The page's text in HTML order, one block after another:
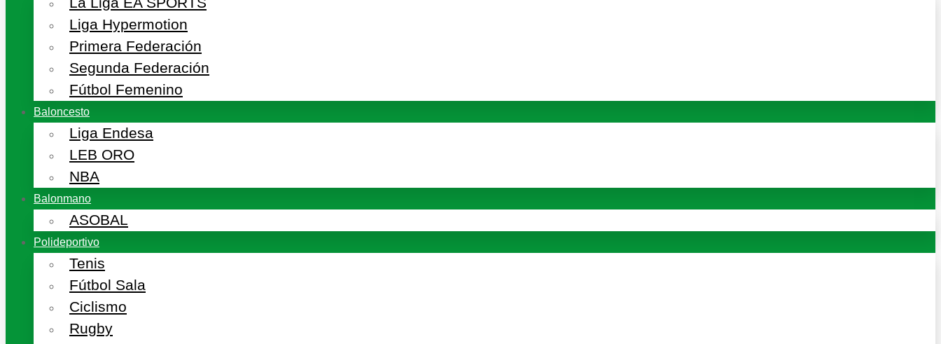
Liga Hypermotion
Primera Federación
Segunda Federación
Fútbol Femenino
Baloncesto
Liga Endesa
LEB ORO
NBA
Balonmano
ASOBAL
Polideportivo
Tenis
Fútbol Sala
Ciclismo
Rugby